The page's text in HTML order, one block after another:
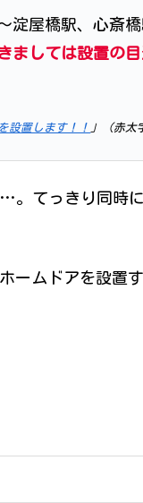
淀屋橋駅、心斎
ましては設置の
設置します！！ 」（赤太
。てっきり同時
ームドアを設置